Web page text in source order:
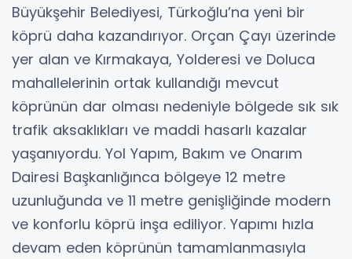
Büyükşehir Belediyesi, Türkoğlu’na yeni bir
köprü daha kazandırıyor. Orçan Çayı üzerinde
yer alan ve Kırmakaya, Yolderesi ve Doluca
mahallelerinin ortak kullandığı mevcut
köprünün dar olması nedeniyle bölgede sık sık
trafik aksaklıkları ve maddi hasarlı kazalar
yaşanıyordu. Yol Yapım, Bakım ve Onarım
Dairesi Başkanlığınca bölgeye 12 metre
uzunluğunda ve 11 metre genişliğinde modern
ve konforlu köprü inşa ediliyor. Yapımı hızla
devam eden köprünün tamamlanmasıyla